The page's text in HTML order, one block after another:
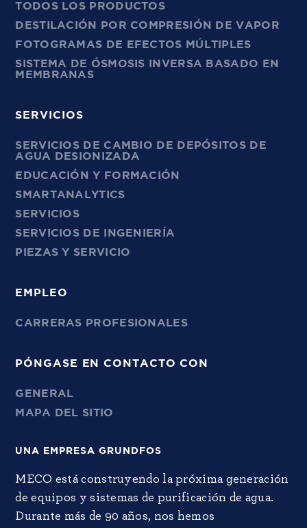
TODOS LOS PRODUCTOS
DESTILACIÓN POR COMPRESIÓN DE VAPOR
FOTOGRAMAS DE EFECTOS MÚLTIPLES
SISTEMA DE ÓSMOSIS INVERSA BASADO EN
MEMBRANAS
SERVICIOS
SERVICIOS DE CAMBIO DE DEPÓSITOS DE
AGUA DESIONIZADA
EDUCACIÓN Y FORMACIÓN
SMARTANALYTICS
SERVICIOS
SERVICIOS DE INGENIERÍA
PIEZAS Y SERVICIO
EMPLEO
CARRERAS PROFESIONALES
PÓNGASE EN CONTACTO CON
GENERAL
MAPA DEL SITIO
UNA EMPRESA GRUNDFOS
MECO está construyendo la próxima generación
de equipos y sistemas de purificación de agua.
Durante más de 90 años, nos hemos